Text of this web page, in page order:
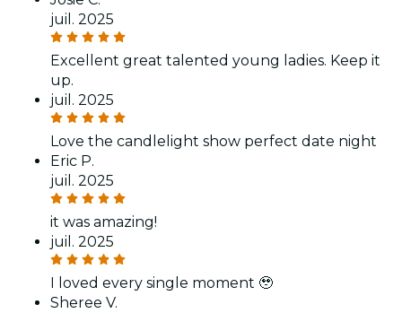
juil. 2025
Excellent great talented young ladies. Keep it
up.
juil. 2025
Love the candlelight show perfect date night
Eric P.
juil. 2025
it was amazing!
juil. 2025
I loved every single moment 🥹
Sheree V.